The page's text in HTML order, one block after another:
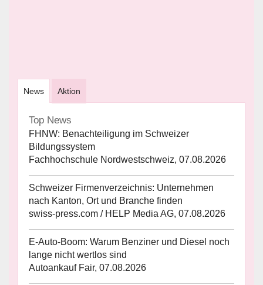
News Aktion
Top News
FHNW: Benachteiligung im Schweizer
Bildungssystem
Fachhochschule Nordwestschweiz, 07.08.2026
Schweizer Firmenverzeichnis: Unternehmen
nach Kanton, Ort und Branche finden
swiss-press.com / HELP Media AG, 07.08.2026
E-Auto-Boom: Warum Benziner und Diesel noch
lange nicht wertlos sind
Autoankauf Fair, 07.08.2026